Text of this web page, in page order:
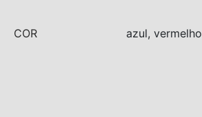
COR azul, vermelho